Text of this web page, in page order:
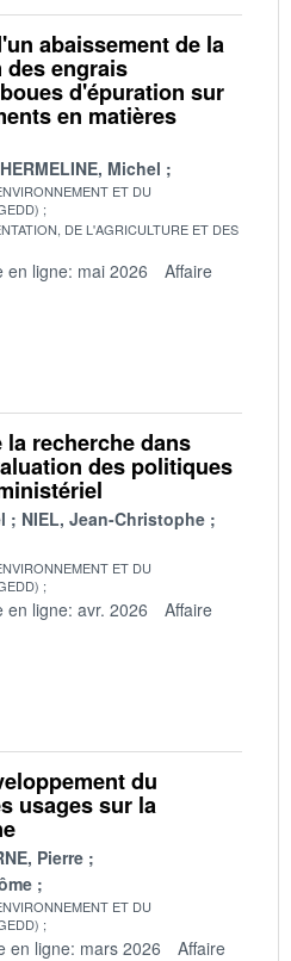
abaissement de la
des engrais
d'épuration sur
en matières
HERMELINE, Michel
ET DU
DE L'AGRICULTURE ET DES
en ligne: mai 2026
Affaire
la recherche dans
des politiques
NIEL, Jean-Christophe
ET DU
en ligne: avr. 2026
Affaire
du
usages sur la
Pierre
ET DU
en ligne: mars 2026
Affaire